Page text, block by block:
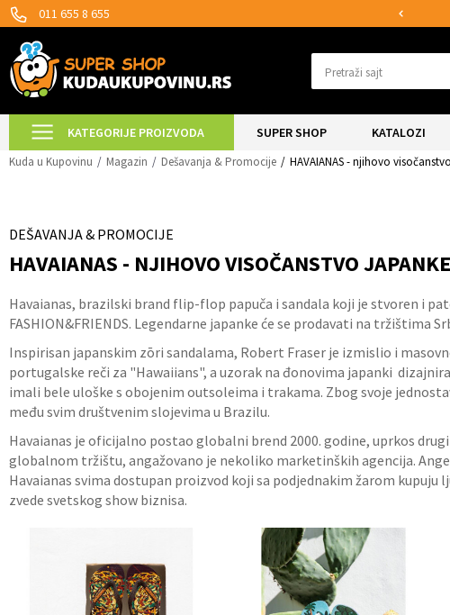
011 655 8 655
Pretraži sajt
KATEGORIJE PROIZVODA SUPER SHOP KATALOZI
Kuda u Kupovinu Magazin Dešavanja & Promocije HAVAIANAS - njihovo
DEŠAVANJA & PROMOCIJE
HAVAIANAS - NJIHOVO VISOČANSTVO JAPANKE
Havaianas, brazilski brand flip-flop papuča i sandala koji je stvoren i
FASHION&FRIENDS. Legendarne japanke će se prodavati na tržištima
Inspirisan japanskim zōri sandalama, Robert Fraser je izmislio i
portugalske reči za "Hawaiians", a uzorak na đonovima japanki
imali bele uloške s obojenim outsoleima i trakama. Zbog svoje
među svim društvenim slojevima u Brazilu.
Havaianas je oficijalno postao globalni brend 2000. godine, uprkos
globalnom tržištu, angažovano je nekoliko marketinških agencija.
Havaianas svima dostupan proizvod koji sa podjednakim žarom kupuju
zvede svetskog show biznisa.